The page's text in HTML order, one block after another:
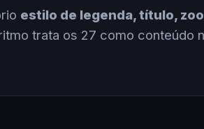
estilo de legenda, título,
trata os 27 como conteúdo